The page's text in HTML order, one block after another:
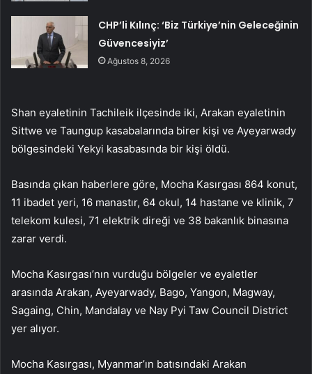
CHP’li Kılınç: ‘Biz Türkiye’nin Geleceğinin
Güvencesiyiz’
Ağustos 8, 2026
Shan eyaletinin Tachileik ilçesinde iki, Arakan eyaletinin
Sittwe ve Taungup kasabalarında birer kişi ve Ayeyarwady
bölgesindeki Yekyi kasabasında bir kişi öldü.
Basında çıkan haberlere göre, Mocha Kasırgası 864 konut,
11 ibadet yeri, 16 manastır, 64 okul, 14 hastane ve klinik, 7
telekom kulesi, 71 elektrik direği ve 38 bakanlık binasına
zarar verdi.
Mocha Kasırgası’nın vurduğu bölgeler ve eyaletler
arasında Arakan, Ayeyarwady, Bago, Yangon, Magway,
Sagaing, Chin, Mandalay ve Nay Pyi Taw Council District
yer alıyor.
Mocha Kasırgası, Myanmar’ın batısındaki Arakan